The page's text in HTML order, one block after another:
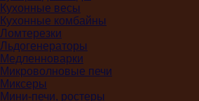
Кухонные весы
Кухонные комбайны
Ломтерезки
Льдогенераторы
Медленноварки
Микроволновые печи
Миксеры
Мини-печи, ростеры